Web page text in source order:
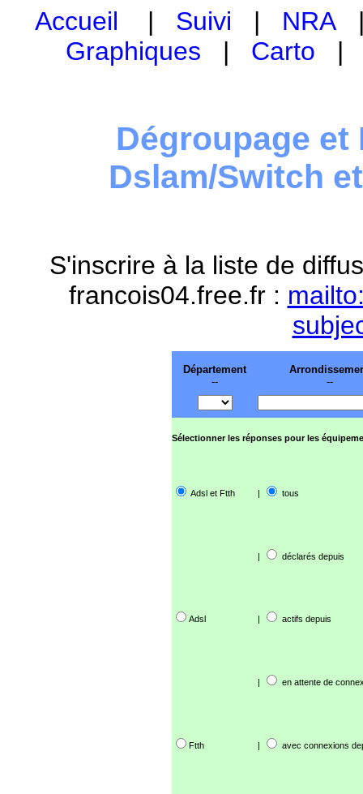
Accueil | Suivi | NRA
Graphiques | Carto
Dégroupage et
Dslam/Switch
S'inscrire à la liste de
francois04.free.fr :
Département
--
--
Sélectionner les réponses pour les
Adsl et Ftth | tous
| déclarés depuis
Adsl | actifs depuis
| en attente de
Ftth | avec connexions